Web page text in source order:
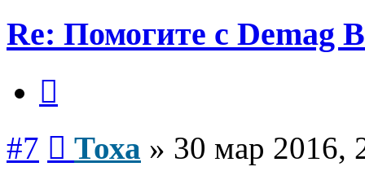
Re: Помогите с Demag
#7 Тоха » 30 мар 2016,